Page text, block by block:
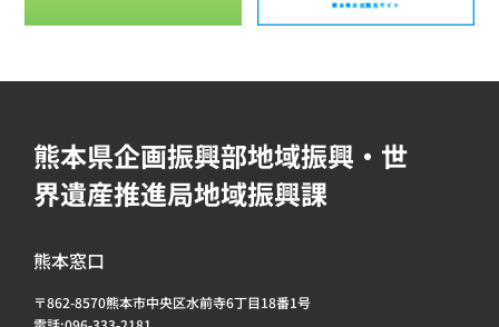
熊本県企画振興部地域振興・世
界遺産推進局地域振興課
熊本窓口
〒862-8570熊本市中央区水前寺6丁目18番1号